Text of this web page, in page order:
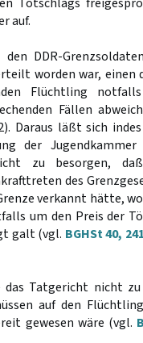
auf.
DDR-
worden war, einen
Flüchtling
Fällen
Daraus läßt sich
der Jugendkammer
zu besorgen,
des
verkannt hätte,
um den Preis der
galt (vgl. BGHSt 40, 241
das Tatgericht nicht zu
auf den
gewesen wäre (vgl.